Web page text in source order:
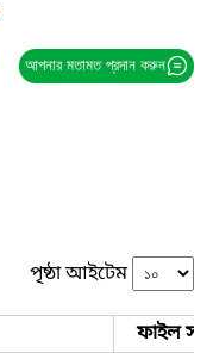
আপনার মতামত প্রদান করুন
পৃষ্ঠা আইটেম
ফাইল